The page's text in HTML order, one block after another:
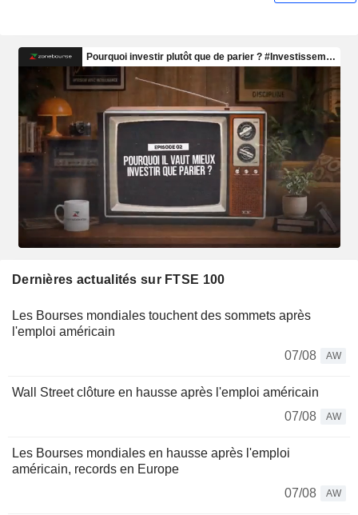
Dernières actualités sur FTSE 100
Les Bourses mondiales touchent des sommets après
l'emploi américain
07/08
AW
Wall Street clôture en hausse après l'emploi américain
07/08
AW
Les Bourses mondiales en hausse après l'emploi
américain, records en Europe
07/08
AW